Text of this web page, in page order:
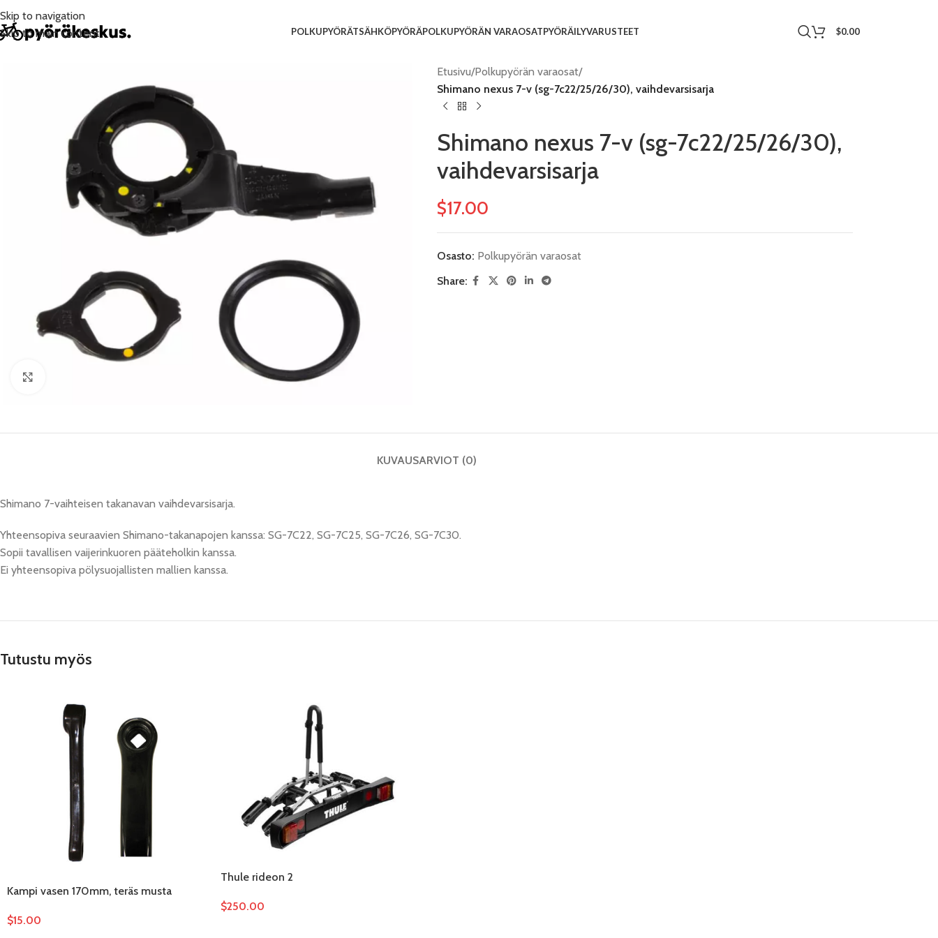
Skip to navigation
Skip to main content
POLKUPYÖRÄTSÄHKÖPYÖRÄPOLKUPYÖRÄN VARAOSATPYÖRÄILYVARUSTEET $0.00
Etusivu/Polkupyörän varaosat/
Shimano nexus 7-v (sg-7c22/25/26/30), vaihdevarsisarja
Shimano nexus 7-v (sg-7c22/25/26/30),
vaihdevarsisarja
$17.00
Osasto: Polkupyörän varaosat
Share:
KUVAUSARVIOT (0)
Shimano 7-vaihteisen takanavan vaihdevarsisarja.
Yhteensopiva seuraavien Shimano-takanapojen kanssa: SG-7C22, SG-7C25, SG-7C26, SG-7C30.
Sopii tavallisen vaijerinkuoren pääteholkin kanssa.
Ei yhteensopiva pölysuojallisten mallien kanssa.
Tutustu myös
Kampi vasen 170mm, teräs musta
$15.00
Thule rideon 2
$250.00